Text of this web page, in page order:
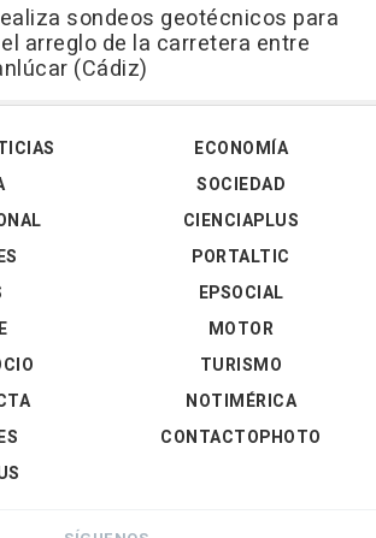
sondeos geotécnicos para
arreglo de la carretera entre
(Cádiz)
ECONOMÍA
SOCIEDAD
CIENCIAPLUS
PORTALTIC
EPSOCIAL
MOTOR
TURISMO
NOTIMÉRICA
CONTACTOPHOTO